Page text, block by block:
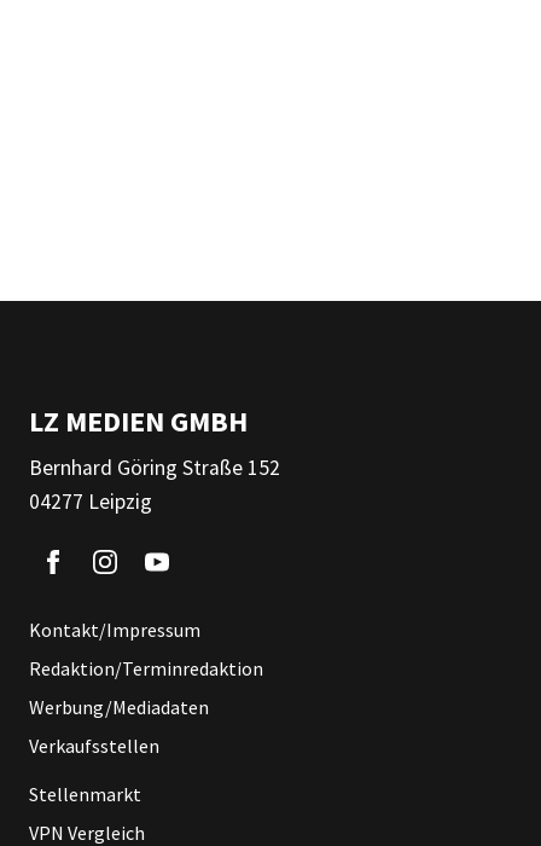
LZ MEDIEN GMBH
Bernhard Göring Straße 152
04277 Leipzig
Kontakt/Impressum
Redaktion/Terminredaktion
Werbung/Mediadaten
Verkaufsstellen
Stellenmarkt
VPN Vergleich